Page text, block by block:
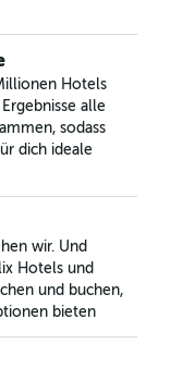
Hotels
alle
sodass
dich ideale
wir. Und
Hotels und
und buchen,
bieten